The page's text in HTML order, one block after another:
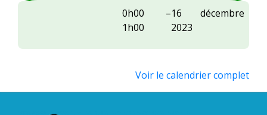
ASC
0h00
–
1h00
16 décembre
2023
Voir le calendrier complet